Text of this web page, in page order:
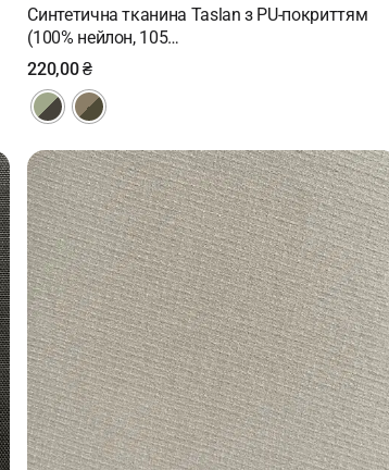
Синтетична тканина Taslan з PU-покриттям
(100% нейлон, 105…
220,00₴